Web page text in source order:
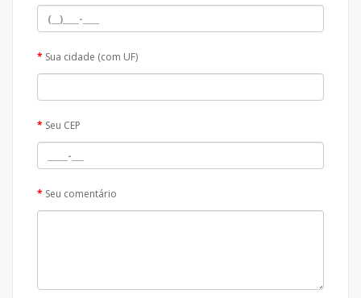
Sua cidade (com UF)
Seu CEP
Seu comentário